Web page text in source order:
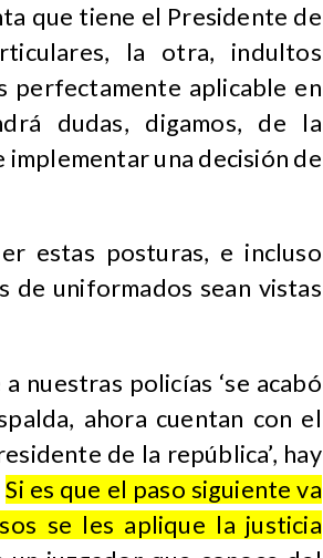
que tiene el Presidente de
la otra, indultos
perfectamente aplicable en
dudas, digamos, de la
una decisión de
estas posturas, e incluso
de uniformados sean vistas
nuestras policías ‘se acabó
ahora cuentan con el
de la república’, hay
Si es que el paso siguiente va
se les aplique la justicia